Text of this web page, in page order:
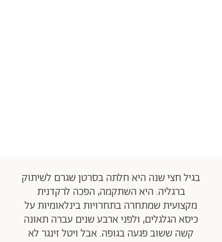
בגיל חצי שנה היא חלתה בסרטן שגרם לשיתוק
ברגליה. היא השתקמה, הפכה לרקדנית
מקצועית שמתחרה בתחרויות בינלאומיות על
כיסא הגלגלים, ולפני ארבע שנים עברה תאונה
קשה ששוב פגעה בגופה. אבל ויטל זינגר לא